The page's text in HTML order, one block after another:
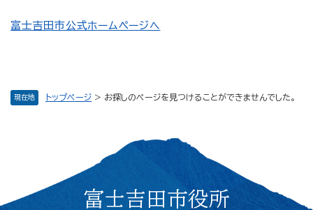
現在地 トップページ > お探しのページを見つけることができませんでした。
富士吉田市公式ホームページへ
富士吉田市役所